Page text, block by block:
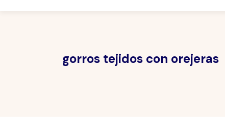
gorros tejidos con orejeras